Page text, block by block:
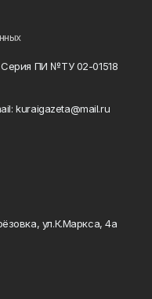
ПИ №ТУ 02-01518
kuraigazeta@mail.ru
ул.К.Маркса, 4а